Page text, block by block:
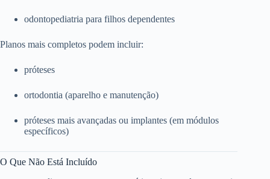
odontopediatria para filhos dependentes
Planos mais completos podem incluir:
próteses
ortodontia (aparelho e manutenção)
próteses mais avançadas ou implantes (em módulos
específicos)
O Que Não Está Incluído